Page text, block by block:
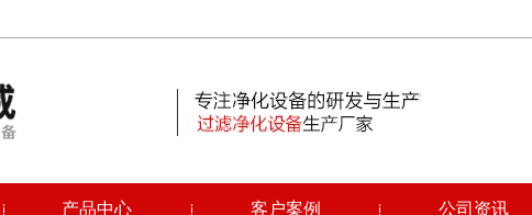
产品中心 客户案例 公司资讯